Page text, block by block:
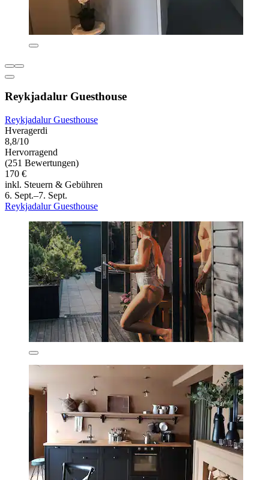
Reykjadalur Guesthouse
Reykjadalur Guesthouse
Hveragerdi
8,8/10
Hervorragend
(251 Bewertungen)
170 €
inkl. Steuern & Gebühren
6. Sept.–7. Sept.
Reykjadalur Guesthouse